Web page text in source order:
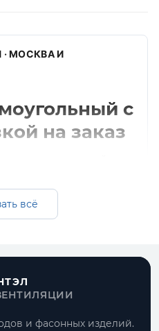
МОСКВА И
с
на заказ
черная и
толщины,
всё
и фасонных изделий.